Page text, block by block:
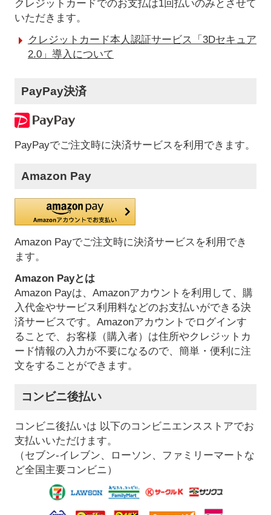
クレジットカードでのお支払は1回払いのみとさせて
いただきます。
クレジットカード本人認証サービス「3Dセキュア
2.0」導入について
PayPay決済
PayPayでご注文時に決済サービスを利用できます。
Amazon Pay
Amazon Payでご注文時に決済サービスを利用でき
ます。
Amazon Payとは
Amazon Payは、Amazonアカウントを利用して、購
入代金やサービス利用料などのお支払いができる決
済サービスです。Amazonアカウントでログインす
ることで、お客様（購入者）は住所やクレジットカ
ード情報の入力が不要になるので、簡単・便利に注
文をすることができます。
コンビニ後払い
コンビニ後払いは 以下のコンビニエンスストアでお
支払いいただけます。
（セブン-イレブン、ローソン、ファミリーマートな
ど全国主要コンビニ）